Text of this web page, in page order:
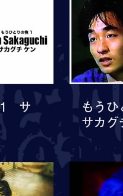
もうひ
サカグ